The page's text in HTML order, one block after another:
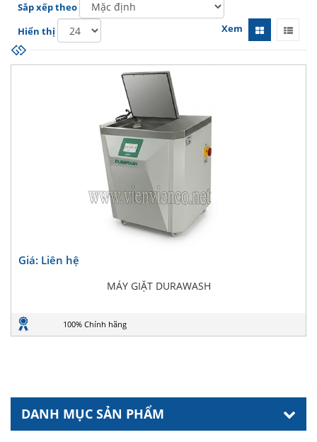
Sắp xếp theo
Hiển thị
Xem
Giá: Liên hệ
MÁY GIẶT DURAWASH
100% Chính hãng
DANH MỤC SẢN PHẨM